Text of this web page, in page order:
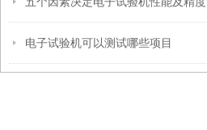
电子试验机可以测试哪些项目